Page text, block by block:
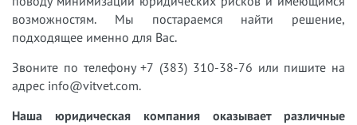
возможностям. Мы постараемся найти решение,
подходящее именно для Вас.
Звоните по телефону +7 (383) 310-38-76 или пишите на
адрес info@vitvet.com.
Наша юридическая компания оказывает различные